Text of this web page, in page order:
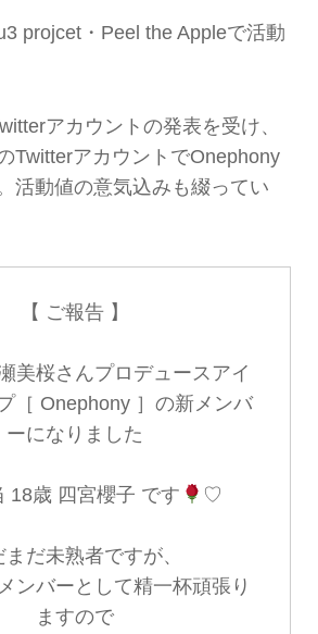
projcet・Peel the Appleで活動
アカウントの発表を受け、
TwitterアカウントでOnephony
活動値の意気込みも綴ってい
【 ご報告 】
美桜さんプロデュースアイ
［ Onephony ］の新メンバ
ーになりました
18歳 四宮櫻子 です ♡
まだ未熟者ですが、
ンバーとして精一杯頑張り
ますので